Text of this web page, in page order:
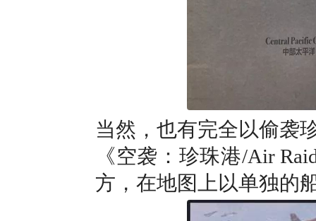
当然，也有完全以偷袭
《空袭：珍珠港/Air
方，在地图上以单独的